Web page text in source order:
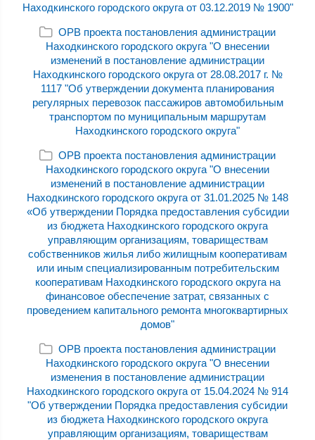
Находкинского городского округа от 03.12.2019 № 1900"
ОРВ проекта постановления администрации
Находкинского городского округа "О внесении
изменений в постановление администрации
Находкинского городского округа от 28.08.2017 г. №
1117 "Об утверждении документа планирования
регулярных перевозок пассажиров автомобильным
транспортом по муниципальным маршрутам
Находкинского городского округа"
ОРВ проекта постановления администрации
Находкинского городского округа "О внесении
изменений в постановление администрации
Находкинского городского округа от 31.01.2025 № 148
«Об утверждении Порядка предоставления субсидии
из бюджета Находкинского городского округа
управляющим организациям, товариществам
собственников жилья либо жилищным кооперативам
или иным специализированным потребительским
кооперативам Находкинского городского округа на
финансовое обеспечение затрат, связанных с
проведением капитального ремонта многоквартирных
домов"
ОРВ проекта постановления администрации
Находкинского городского округа "О внесении
изменения в постановление администрации
Находкинского городского округа от 15.04.2024 № 914
"Об утверждении Порядка предоставления субсидии
из бюджета Находкинского городского округа
управляющим организациям, товариществам